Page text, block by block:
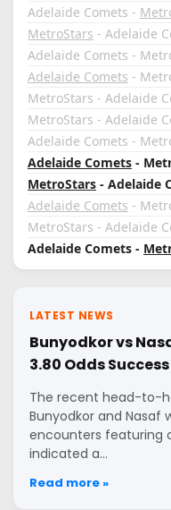
Adelaide Comets -
MetroStars - Adelaide
Adelaide Comets -
Adelaide Comets -
MetroStars - Adelaide
MetroStars - Adelaide
Adelaide Comets -
Adelaide Comets -
MetroStars - Adelaide
Adelaide Comets -
MetroStars - Adelaide
Adelaide Comets -
LATEST NEWS
Bunyodkor vs
3.80 Odds Success
The recent head-to-
Bunyodkor and Nasaf
encounters featuring
indicated a…
Read more »